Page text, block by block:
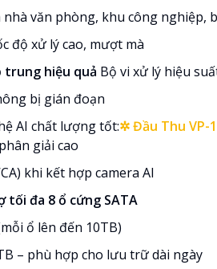
văn phòng, khu công nghiệp,
độ xử lý cao, mượt mà
trung hiệu quả Bộ vi xử lý hiệu
bị gián đoạn
AI chất lượng tốt:✲ Đầu Thu VP-
giải cao
khi kết hợp camera AI
đa 8 ổ cứng SATA
ổ lên đến 10TB)
– phù hợp cho lưu trữ dài ngày